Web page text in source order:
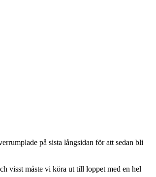
på sista långsidan för att sedan bli
visst måste vi köra ut till loppet med en hel